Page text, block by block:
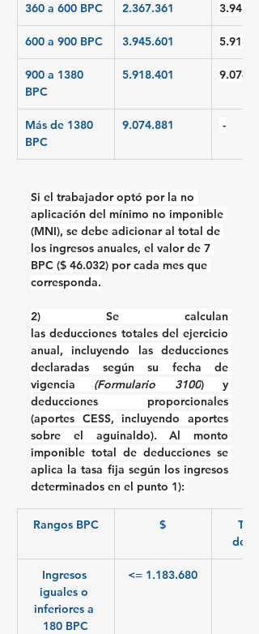
360 a 600 BPC 2.367.361
600 a 900 BPC 3.945.601
900 a 1380
BPC
5.918.401
Más de 1380
BPC
9.074.881 -
Si el trabajador optó por la no
aplicación del mínimo no imponible
(MNI), se debe adicionar al total de
los ingresos anuales, el valor de 7
BPC ($ 46.032) por cada mes que
corresponda.
2) Se calculan
las deducciones totales del ejercicio
anual, incluyendo las deducciones
declaradas según su fecha de
vigencia (Formulario 3100) y
deducciones proporcionales
(aportes CESS, incluyendo aportes
sobre el aguinaldo). Al monto
imponible total de deducciones se
aplica la tasa fija según los ingresos
determinados en el punto 1):
Rangos BPC $
Ingresos
iguales o
inferiores a
180 BPC
<= 1.183.680